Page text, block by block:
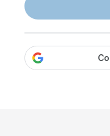
n
t
e